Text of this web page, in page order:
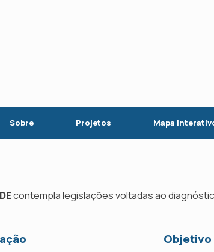
Sobre Projetos Mapa
contempla legislações voltadas ao
Objetivo